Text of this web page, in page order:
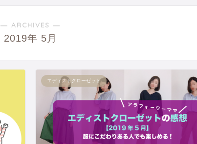
― ARCHIVES ―
2019年 5月
エディストクローゼット